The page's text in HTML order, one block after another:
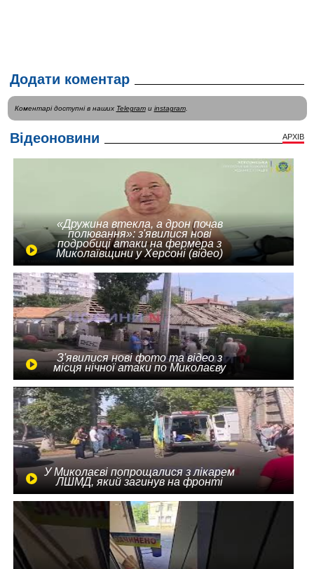
Додати коментар
Коментарі доступні в наших Telegramи instagram.
Відеоновини АРХІВ
«Дружина втекла, а дрон почав
полювання»: з'явилися нові
подробиці атаки на фермера з
Миколаївщини у Херсоні (відео)
З'явилися нові фото та відео з
місця нічної атаки по Миколаєву
У Миколаєві попрощалися з лікарем
ЛШМД, який загинув на фронті